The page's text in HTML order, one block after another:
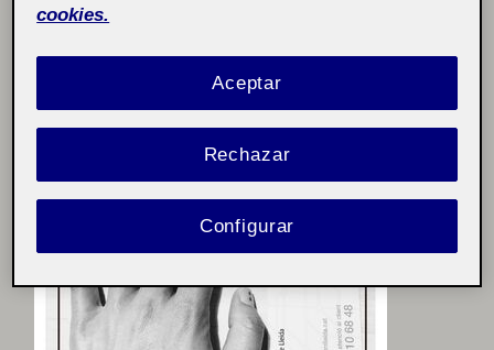
También se han tomado medidas y se ha realizado el
análisis de la respetiva tarjeta que se utiliza para esta
cookies.
Rechazar
Aceptar
Configurar